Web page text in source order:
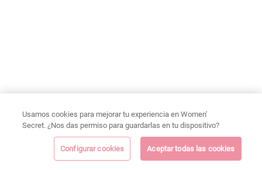
Usamos cookies para mejorar tu experiencia en Women'
Secret. ¿Nos das permiso para guardarlas en tu dispositivo?
Configurar cookies Aceptar todas las cookies